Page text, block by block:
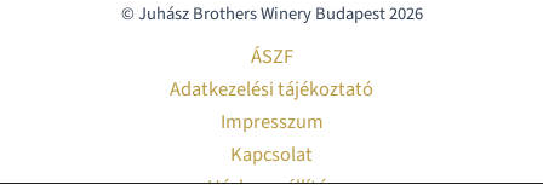
© Juhász Brothers Winery Budapest 2026
ÁSZF
Adatkezelési tájékoztató
Impresszum
Kapcsolat